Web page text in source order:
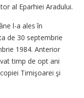
al Eparhiei Aradului.
l-a ales în
de 30 septembrie
1984. Anterior
timp de opt ani
Timişoarei şi